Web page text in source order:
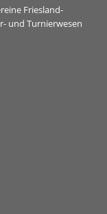
Friesland-
und Turnierwesen